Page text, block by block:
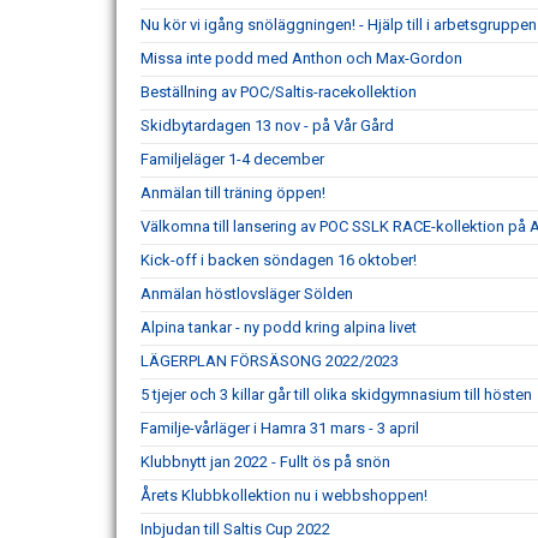
Nu kör vi igång snöläggningen! - Hjälp till i arbetsgruppen
Missa inte podd med Anthon och Max-Gordon
Beställning av POC/Saltis-racekollektion
Skidbytardagen 13 nov - på Vår Gård
Familjeläger 1-4 december
Anmälan till träning öppen!
Välkomna till lansering av POC SSLK RACE-kollektion på
Kick-off i backen söndagen 16 oktober!
Anmälan höstlovsläger Sölden
Alpina tankar - ny podd kring alpina livet
LÄGERPLAN FÖRSÄSONG 2022/2023
5 tjejer och 3 killar går till olika skidgymnasium till hösten
Familje-vårläger i Hamra 31 mars - 3 april
Klubbnytt jan 2022 - Fullt ös på snön
Årets Klubbkollektion nu i webbshoppen!
Inbjudan till Saltis Cup 2022